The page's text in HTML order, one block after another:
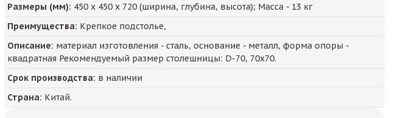
Размеры (мм): 450 х 450 х 720 (ширина, глубина, высота); Масса - 13 кг
Преимущества: Крепкое подстолье,
Описание: материал изготовления - сталь, основание - металл, форма опоры -
квадратная Рекомендуемый размер столешницы: D-70, 70х70.
Срок производства: в наличии
Страна: Китай.